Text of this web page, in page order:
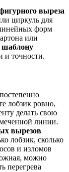
выреза
циркуль для
форм
или
и точности.
лобзик ровно,
делать свою
линии.
вырезов
лобзик, сколько
и изломов
можно
перегрева